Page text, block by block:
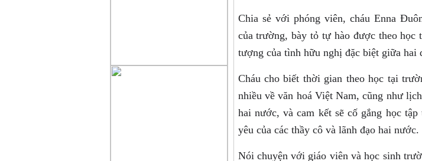
Chia sẻ với phóng viên, cháu Enna
của trường, bày tỏ tự hào được theo
tượng của tình hữu nghị đặc biệt giữa hai
Cháu cho biết thời gian theo học tại
nhiều về văn hoá Việt Nam, cũng như
hai nước, và cam kết sẽ cố gắng học
yêu của các thầy cô và lãnh đạo hai nước.
Nói chuyện với giáo viên và học sinh